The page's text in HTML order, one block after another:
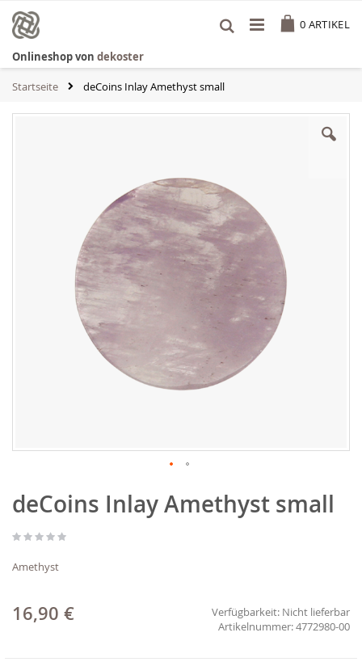
Inhalt
springen
0 ARTIKEL
Onlineshop von dekoster
Startseite deCoins Inlay Amethyst small
Anfang
der
springen
deCoins Inlay Amethyst small
Amethyst
16,90 € Verfügbarkeit: Nicht lieferbar
4772980-00